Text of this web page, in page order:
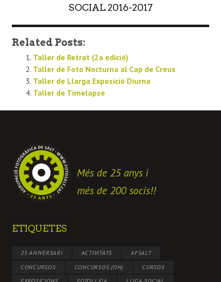
SOCIAL 2016-2017
Related Posts:
Taller de Retrat (2a edició)
Taller de Foto Nocturna al Cap de Creus
Taller de Llarga Exposició Diurna
Taller de Timelapse
Més de 25 anys i
més de 200 socis!!
ETIQUETES
25 ANIVERSARI ACTIVITATS
AFSALT
CONCURSOS
CONCURSOS (ON)
CURSOS